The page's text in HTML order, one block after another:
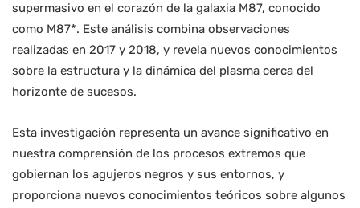
supermasivo en el corazón de la galaxia M87, conocido
como M87*. Este análisis combina observaciones
realizadas en 2017 y 2018, y revela nuevos conocimientos
sobre la estructura y la dinámica del plasma cerca del
horizonte de sucesos.
Esta investigación representa un avance significativo en
nuestra comprensión de los procesos extremos que
gobiernan los agujeros negros y sus entornos, y
proporciona nuevos conocimientos teóricos sobre algunos